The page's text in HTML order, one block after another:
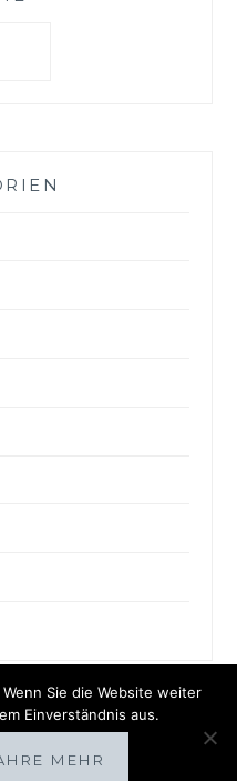
Sie die Website weiter
Einverständnis aus.
MEHR